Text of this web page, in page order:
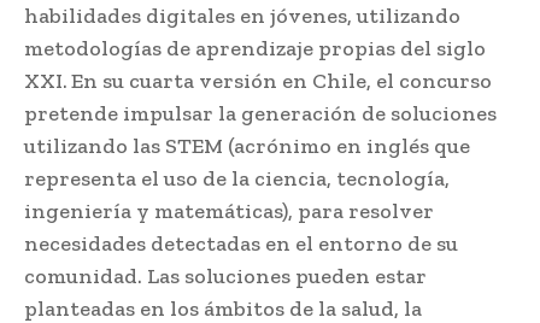
habilidades digitales en jóvenes, utilizando
metodologías de aprendizaje propias del siglo
XXI.En su cuarta versión en Chile, el concurso
pretende impulsar la generación de soluciones
utilizando las STEM (acrónimo en inglés que
representa el uso de la ciencia, tecnología,
ingeniería y matemáticas), para resolver
necesidades detectadas en el entorno de su
comunidad. Las soluciones pueden estar
planteadas en los ámbitos de la salud, la